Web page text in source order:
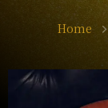
Home